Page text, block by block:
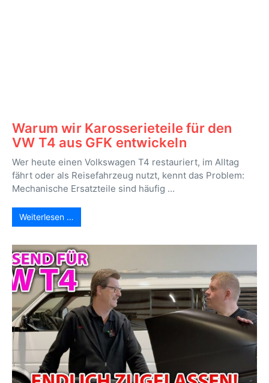
Warum wir Karosserieteile für den
VW T4 aus GFK entwickeln
Wer heute einen Volkswagen T4 restauriert, im Alltag
fährt oder als Reisefahrzeug nutzt, kennt das Problem:
Mechanische Ersatzteile sind häufig ...
Weiterlesen …